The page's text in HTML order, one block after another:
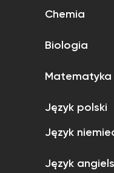
Chemia
Biologia
Matematyka
Język polski
Język
Język